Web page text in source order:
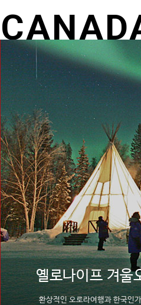
옐로나이프 겨울오로라
환상적인 오로라여행과 한국인가이드와 함께